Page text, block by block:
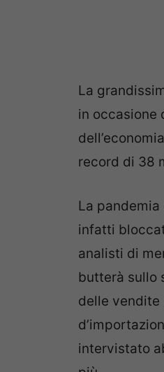
La
in occasione
record di 38
La
infatti
analisti di
butterà sullo
delle
intervistato
più.